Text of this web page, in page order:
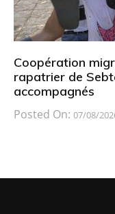
Coopération
rapatrier de
accompagnés
Posted On: 07/08/